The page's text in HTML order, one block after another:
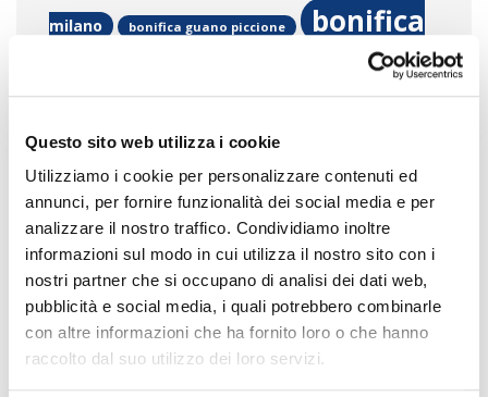
Questo sito web utilizza i cookie
Utilizziamo i cookie per personalizzare contenuti ed
annunci, per fornire funzionalità dei social media e per
analizzare il nostro traffico. Condividiamo inoltre
informazioni sul modo in cui utilizza il nostro sito con i
nostri partner che si occupano di analisi dei dati web,
pubblicità e social media, i quali potrebbero combinarle
con altre informazioni che ha fornito loro o che hanno
raccolto dal suo utilizzo dei loro servizi.
milano bonifica guano piccione
bonifica
piccioni
Come eliminare gli
escrementi dei piccioni dai
propri balconi
Come
pulire il guano?
Come